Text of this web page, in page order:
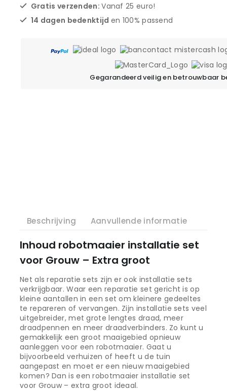
Gratis verzenden:Vanaf 25 euro!
14 dagen bedenktijd en 100% passend
Gegarandeerd veilig en betrouwbaar
Beschrijving Aanvullende informatie
Inhoud robotmaaier installatie set
voor Grouw – Extra groot
Net als reparatie sets zijn er ook installatie sets
verkrijgbaar. Waar een reparatie set gericht is op
kleine aantallen in een set om kleinere gedeeltes
te repareren of vervangen. Zijn installatie sets veel
uitgebreider, met grote lengtes draad, meer
draadpennen en meer draadverbinders. Zo kunt u
gemakkelijk een groot maaigebied opnieuw
aanleggen voor een robotmaaier. Gaat u
bijvoorbeeld verhuizen of heeft u de tuin
aangepast en moet er een nieuw maaigebied
komen? Dan is een robotmaaier installatie set
voor Grouw – extra groot ideaal.